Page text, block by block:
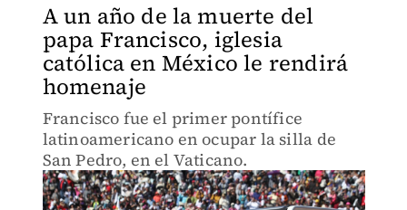
A un año de la muerte del
papa Francisco, iglesia
católica en México le rendirá
homenaje
Francisco fue el primer pontífice
latinoamericano en ocupar la silla de
San Pedro, en el Vaticano.